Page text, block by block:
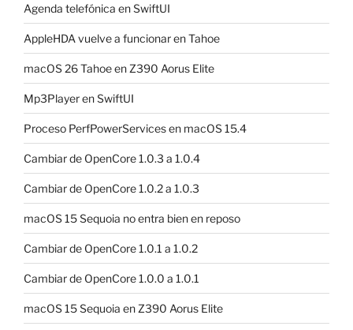
Agenda telefónica en SwiftUI
AppleHDA vuelve a funcionar en Tahoe
macOS 26 Tahoe en Z390 Aorus Elite
Mp3Player en SwiftUI
Proceso PerfPowerServices en macOS 15.4
Cambiar de OpenCore 1.0.3 a 1.0.4
Cambiar de OpenCore 1.0.2 a 1.0.3
macOS 15 Sequoia no entra bien en reposo
Cambiar de OpenCore 1.0.1 a 1.0.2
Cambiar de OpenCore 1.0.0 a 1.0.1
macOS 15 Sequoia en Z390 Aorus Elite